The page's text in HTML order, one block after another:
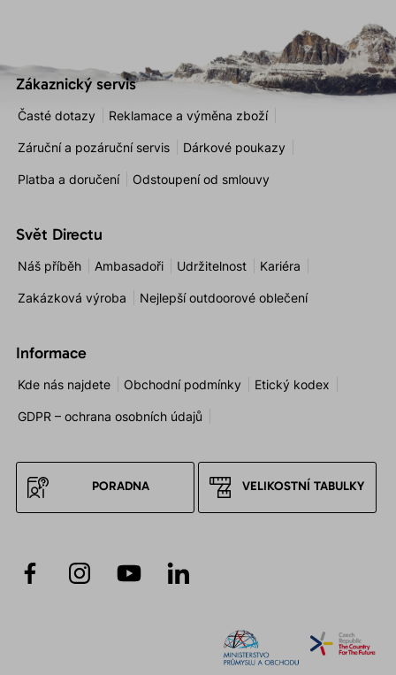
Zákaznický servis
Časté dotazy Reklamace a výměna zboží
Záruční a pozáruční servis Dárkové poukazy
Platba a doručení Odstoupení od smlouvy
Svět Directu
Náš příběh Ambasadoři Udržitelnost Kariéra
Zakázková výroba Nejlepší outdoorové oblečení
Informace
Kde nás najdete Obchodní podmínky Etický kodex
GDPR – ochrana osobních údajů
PORADNA VELIKOSTNÍ TABULKY